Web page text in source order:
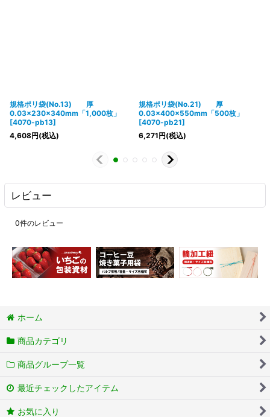
規格ポリ袋(No.13) 厚
0.03×230×340mm「1,000枚」
[4070-pb13]
4,608円(税込)
規格ポリ袋(No.21) 厚
0.03×400×550mm「500枚」
[4070-pb21]
6,271円(税込)
レビュー
0件のレビュー
ホーム
商品カテゴリ
商品グループ一覧
最近チェックしたアイテム
お気に入り